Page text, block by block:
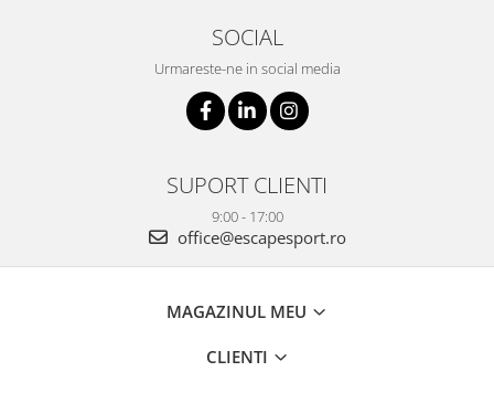
SOCIAL
Urmareste-ne in social media
SUPORT CLIENTI
9:00 - 17:00
office@escapesport.ro
MAGAZINUL MEU
CLIENTI